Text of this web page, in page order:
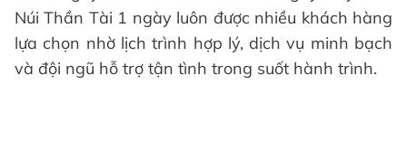
Núi Thần Tài 1 ngày luôn được nhiều khách hàng
lựa chọn nhờ lịch trình hợp lý, dịch vụ minh bạch
và đội ngũ hỗ trợ tận tình trong suốt hành trình.